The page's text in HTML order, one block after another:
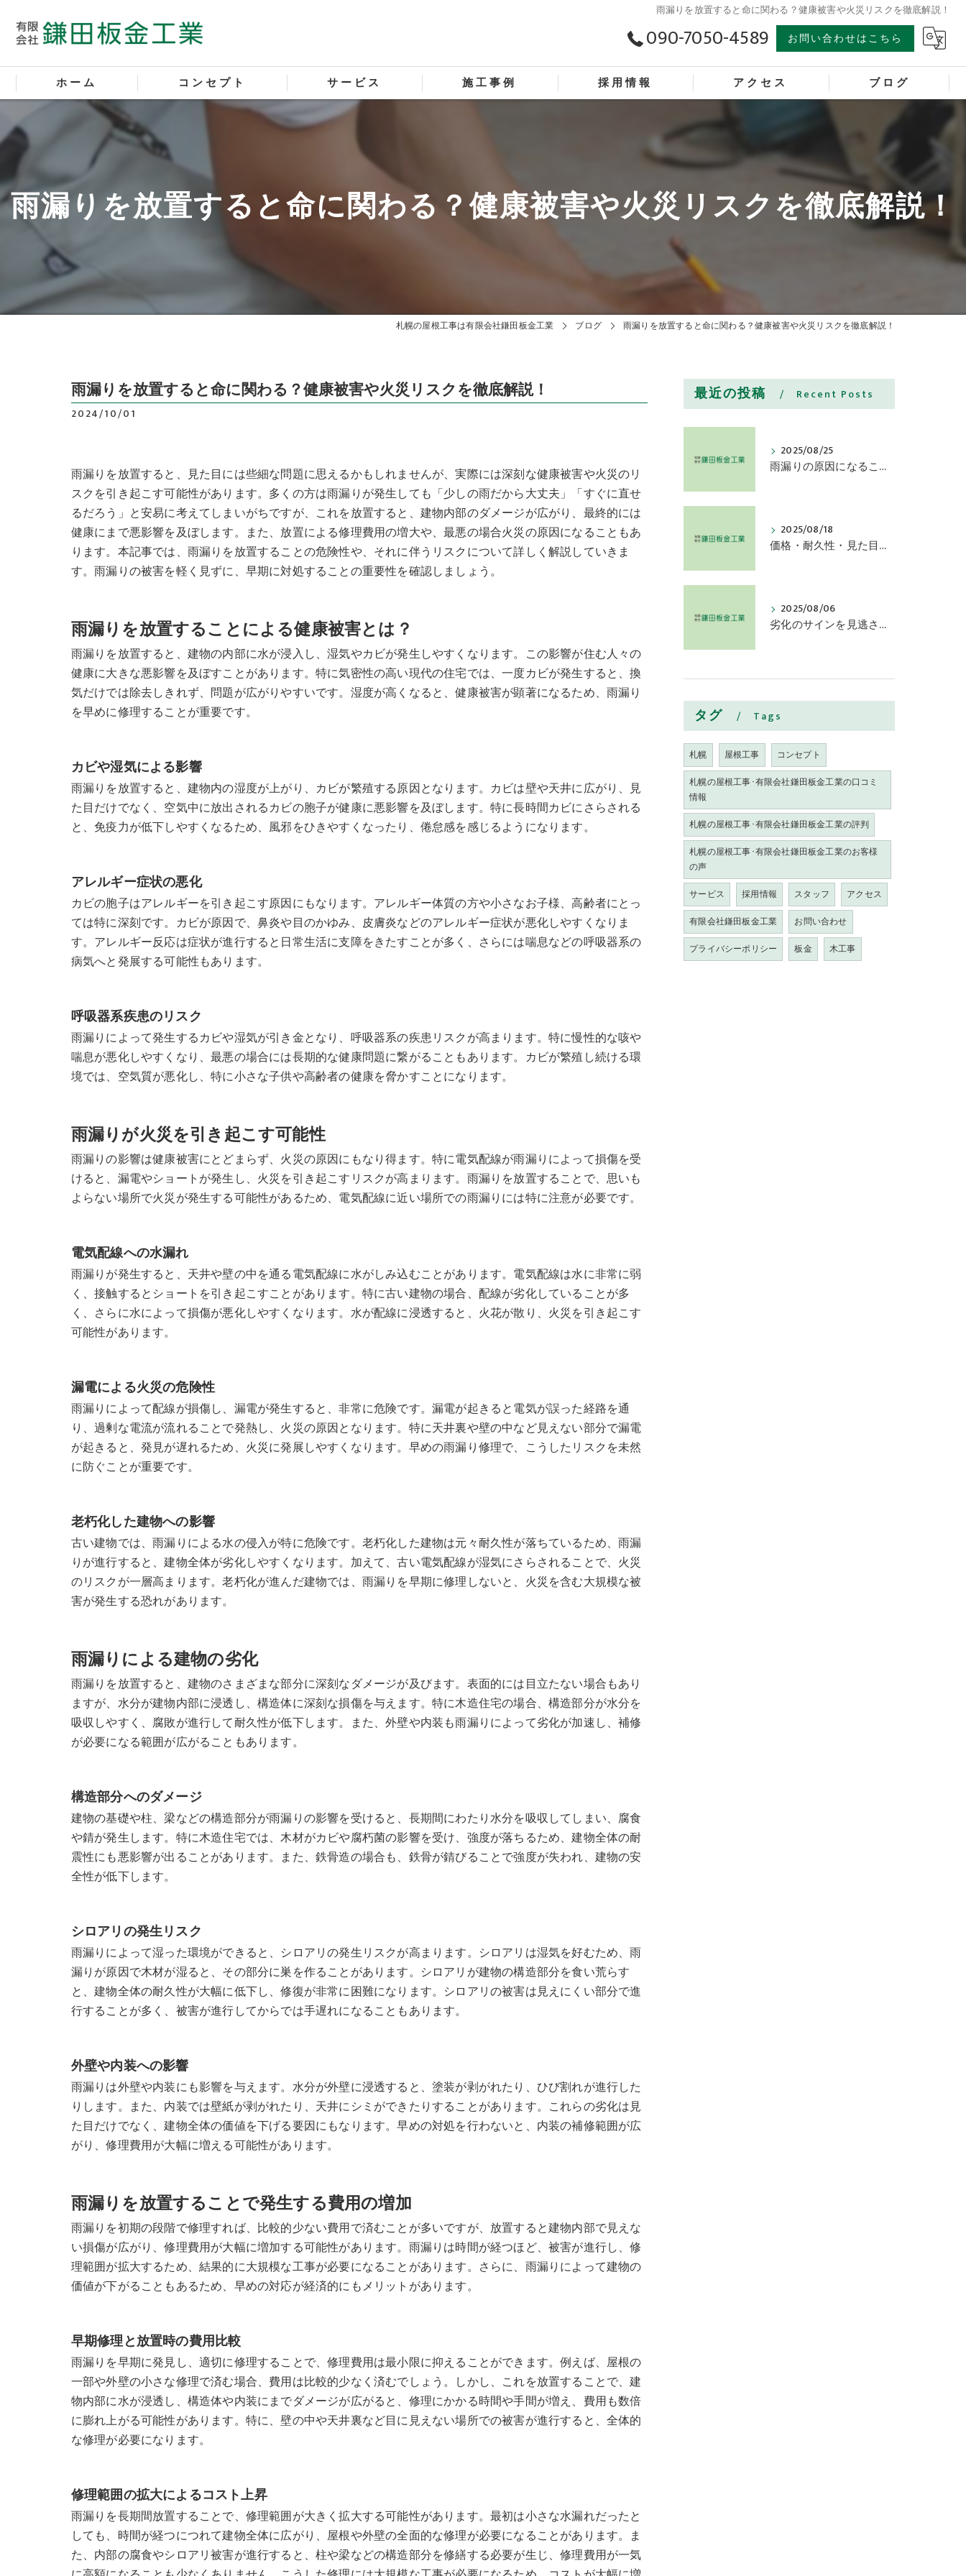
雨漏りを放置すると命に関わる？健康被害や火災リスクを徹底解説！
090-7050-4589 お問い合わせはこちら
ホーム コンセプト サービス
屋根板金リフォーム
塗装工事
施工事例 採用情報 アクセス ブログ
雨漏りを放置すると命に関わる？健康被害や火災リスクを徹底解説！
札幌の屋根工事は有限会社鎌田板金工業 ブログ 雨漏りを放置すると命に関わる？健康被害や火災リスクを徹底解説！
雨漏りを放置すると命に関わる？健康被害や火災リスクを徹底解説！
2024/10/01
雨漏りを放置すると、見た目には些細な問題に思えるかもしれませんが、実際には深刻な健康被害や火災のリ
スクを引き起こす可能性があります。多くの方は雨漏りが発生しても「少しの雨だから大丈夫」「すぐに直せ
るだろう」と安易に考えてしまいがちですが、これを放置すると、建物内部のダメージが広がり、最終的には
健康にまで悪影響を及ぼします。また、放置による修理費用の増大や、最悪の場合火災の原因になることもあ
ります。本記事では、雨漏りを放置することの危険性や、それに伴うリスクについて詳しく解説していきま
す。雨漏りの被害を軽く見ずに、早期に対処することの重要性を確認しましょう。
雨漏りを放置することによる健康被害とは？
雨漏りを放置すると、建物の内部に水が浸入し、湿気やカビが発生しやすくなります。この影響が住む人々の
健康に大きな悪影響を及ぼすことがあります。特に気密性の高い現代の住宅では、一度カビが発生すると、換
気だけでは除去しきれず、問題が広がりやすいです。湿度が高くなると、健康被害が顕著になるため、雨漏り
を早めに修理することが重要です。
カビや湿気による影響
雨漏りを放置すると、建物内の湿度が上がり、カビが繁殖する原因となります。カビは壁や天井に広がり、見
た目だけでなく、空気中に放出されるカビの胞子が健康に悪影響を及ぼします。特に長時間カビにさらされる
と、免疫力が低下しやすくなるため、風邪をひきやすくなったり、倦怠感を感じるようになります。
アレルギー症状の悪化
カビの胞子はアレルギーを引き起こす原因にもなります。アレルギー体質の方や小さなお子様、高齢者にとっ
ては特に深刻です。カビが原因で、鼻炎や目のかゆみ、皮膚炎などのアレルギー症状が悪化しやすくなりま
す。アレルギー反応は症状が進行すると日常生活に支障をきたすことが多く、さらには喘息などの呼吸器系の
病気へと発展する可能性もあります。
呼吸器系疾患のリスク
雨漏りによって発生するカビや湿気が引き金となり、呼吸器系の疾患リスクが高まります。特に慢性的な咳や
喘息が悪化しやすくなり、最悪の場合には長期的な健康問題に繋がることもあります。カビが繁殖し続ける環
境では、空気質が悪化し、特に小さな子供や高齢者の健康を脅かすことになります。
雨漏りが火災を引き起こす可能性
雨漏りの影響は健康被害にとどまらず、火災の原因にもなり得ます。特に電気配線が雨漏りによって損傷を受
けると、漏電やショートが発生し、火災を引き起こすリスクが高まります。雨漏りを放置することで、思いも
よらない場所で火災が発生する可能性があるため、電気配線に近い場所での雨漏りには特に注意が必要です。
電気配線への水漏れ
雨漏りが発生すると、天井や壁の中を通る電気配線に水がしみ込むことがあります。電気配線は水に非常に弱
く、接触するとショートを引き起こすことがあります。特に古い建物の場合、配線が劣化していることが多
く、さらに水によって損傷が悪化しやすくなります。水が配線に浸透すると、火花が散り、火災を引き起こす
可能性があります。
漏電による火災の危険性
雨漏りによって配線が損傷し、漏電が発生すると、非常に危険です。漏電が起きると電気が誤った経路を通
り、過剰な電流が流れることで発熱し、火災の原因となります。特に天井裏や壁の中など見えない部分で漏電
が起きると、発見が遅れるため、火災に発展しやすくなります。早めの雨漏り修理で、こうしたリスクを未然
に防ぐことが重要です。
老朽化した建物への影響
古い建物では、雨漏りによる水の侵入が特に危険です。老朽化した建物は元々耐久性が落ちているため、雨漏
りが進行すると、建物全体が劣化しやすくなります。加えて、古い電気配線が湿気にさらされることで、火災
のリスクが一層高まります。老朽化が進んだ建物では、雨漏りを早期に修理しないと、火災を含む大規模な被
害が発生する恐れがあります。
雨漏りによる建物の劣化
雨漏りを放置すると、建物のさまざまな部分に深刻なダメージが及びます。表面的には目立たない場合もあり
ますが、水分が建物内部に浸透し、構造体に深刻な損傷を与えます。特に木造住宅の場合、構造部分が水分を
吸収しやすく、腐敗が進行して耐久性が低下します。また、外壁や内装も雨漏りによって劣化が加速し、補修
が必要になる範囲が広がることもあります。
構造部分へのダメージ
建物の基礎や柱、梁などの構造部分が雨漏りの影響を受けると、長期間にわたり水分を吸収してしまい、腐食
や錆が発生します。特に木造住宅では、木材がカビや腐朽菌の影響を受け、強度が落ちるため、建物全体の耐
震性にも悪影響が出ることがあります。また、鉄骨造の場合も、鉄骨が錆びることで強度が失われ、建物の安
全性が低下します。
シロアリの発生リスク
雨漏りによって湿った環境ができると、シロアリの発生リスクが高まります。シロアリは湿気を好むため、雨
漏りが原因で木材が湿ると、その部分に巣を作ることがあります。シロアリが建物の構造部分を食い荒らす
と、建物全体の耐久性が大幅に低下し、修復が非常に困難になります。シロアリの被害は見えにくい部分で進
行することが多く、被害が進行してからでは手遅れになることもあります。
外壁や内装への影響
雨漏りは外壁や内装にも影響を与えます。水分が外壁に浸透すると、塗装が剥がれたり、ひび割れが進行した
りします。また、内装では壁紙が剥がれたり、天井にシミができたりすることがあります。これらの劣化は見
た目だけでなく、建物全体の価値を下げる要因にもなります。早めの対処を行わないと、内装の補修範囲が広
がり、修理費用が大幅に増える可能性があります。
雨漏りを放置することで発生する費用の増加
雨漏りを初期の段階で修理すれば、比較的少ない費用で済むことが多いですが、放置すると建物内部で見えな
い損傷が広がり、修理費用が大幅に増加する可能性があります。雨漏りは時間が経つほど、被害が進行し、修
理範囲が拡大するため、結果的に大規模な工事が必要になることがあります。さらに、雨漏りによって建物の
価値が下がることもあるため、早めの対応が経済的にもメリットがあります。
早期修理と放置時の費用比較
雨漏りを早期に発見し、適切に修理することで、修理費用は最小限に抑えることができます。例えば、屋根の
一部や外壁の小さな修理で済む場合、費用は比較的少なく済むでしょう。しかし、これを放置することで、建
物内部に水が浸透し、構造体や内装にまでダメージが広がると、修理にかかる時間や手間が増え、費用も数倍
に膨れ上がる可能性があります。特に、壁の中や天井裏など目に見えない場所での被害が進行すると、全体的
な修理が必要になります。
修理範囲の拡大によるコスト上昇
雨漏りを長期間放置することで、修理範囲が大きく拡大する可能性があります。最初は小さな水漏れだったと
しても、時間が経つにつれて建物全体に広がり、屋根や外壁の全面的な修理が必要になることがあります。ま
た、内部の腐食やシロアリ被害が進行すると、柱や梁などの構造部分を修繕する必要が生じ、修理費用が一気
最近の投稿 Recent Posts
2025/08/25
雨漏りの原因になることも！屋根と雨樋交換を検討すべき症状
2025/08/18
価格・耐久性・見た目で選ぶ屋根の素材種類とその特徴とは
2025/08/06
劣化のサインを見逃さないために屋根塗装の効果持続を確認しよう
タグ Tags
札幌 屋根工事
コンセプト
札幌の屋根工事･有限会社鎌田板金工業の口コミ
情報
札幌の屋根工事･有限会社鎌田板金工業の評判
札幌の屋根工事･有限会社鎌田板金工業のお客様
の声
サービス
採用情報 スタッフ
アクセス
有限会社鎌田板金工業
お問い合わせ
プライバシーポリシー
板金 木工事